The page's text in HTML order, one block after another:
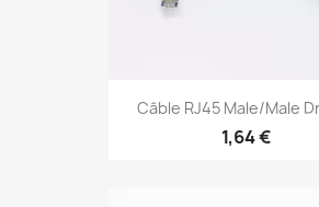
Câble RJ45 Male/Male
1,64 €